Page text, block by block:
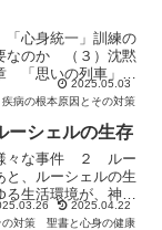
心身統一」訓練の
なのか （３）沈黙
「思いの列車」か
ら降りて「...2025.05.03
疾病の根本原因とその対策
ーシェルの生存
々な事件 ２ ルー
、ルーシェルの生
る生活環境が、神様
した。そう...2025.04.22
対策
聖書と心身の健康